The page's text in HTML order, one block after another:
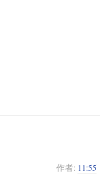
作者: 11:55